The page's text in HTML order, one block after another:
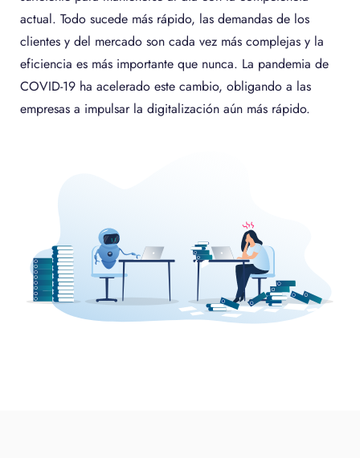
actual. Todo sucede más rápido, las demandas de los
clientes y del mercado son cada vez más complejas y la
eficiencia es más importante que nunca. La pandemia de
COVID-19 ha acelerado este cambio, obligando a las
empresas a impulsar la digitalización aún más rápido.